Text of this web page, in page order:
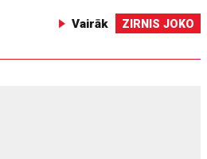
Vairāk ZIRNIS JOKO